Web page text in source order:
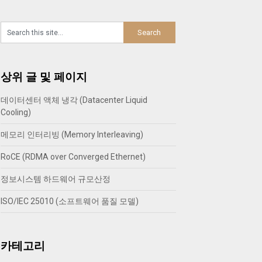
상위 글 및 페이지
데이터센터 액체 냉각 (Datacenter Liquid
Cooling)
메모리 인터리빙 (Memory Interleaving)
RoCE (RDMA over Converged Ethernet)
정보시스템 하드웨어 규모산정
ISO/IEC 25010 (소프트웨어 품질 모델)
카테고리